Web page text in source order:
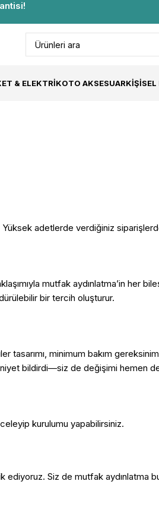
& ELEKTRIKOTO AKSESUARKIŞISEL
adetlerde verdiğiniz
mutfak aydınlatma’in her
bir tercih oluşturur.
minimum bakım
bildirdi—siz de değişimi hemen
kurulumu yapabilirsiniz.
Siz de mutfak aydınlatma